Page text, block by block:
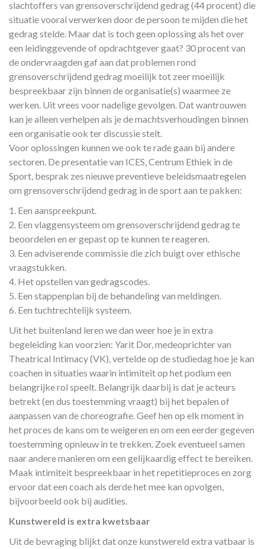
slachtoffers van grensoverschrijdend gedrag (44 procent) die
situatie vooral verwerken door de persoon te mijden die het
gedrag stelde. Maar dat is toch geen oplossing als het over
een leidinggevende of opdrachtgever gaat? 30 procent van
de ondervraagden gaf aan dat problemen rond
grensoverschrijdend gedrag moeilijk tot zeer moeilijk
bespreekbaar zijn binnen de organisatie(s) waarmee ze
werken. Uit vrees voor nadelige gevolgen. Dat wantrouwen
kan je alleen verhelpen als je de machtsverhoudingen binnen
een organisatie ook ter discussie stelt.
Voor oplossingen kunnen we ook te rade gaan bij andere
sectoren. De presentatie van ICES, Centrum Ethiek in de
Sport, besprak zes nieuwe preventieve beleidsmaatregelen
om grensoverschrijdend gedrag in de sport aan te pakken:
1. Een aanspreekpunt.
2. Een vlaggensysteem om grensoverschrijdend gedrag te
beoordelen en er gepast op te kunnen te reageren.
3. Een adviserende commissie die zich buigt over ethische
vraagstukken.
4. Het opstellen van gedragscodes.
5. Een stappenplan bij de behandeling van meldingen.
6. Een tuchtrechtelijk systeem.
Uit het buitenland leren we dan weer hoe je in extra
begeleiding kan voorzien: Yarit Dor, medeoprichter van
Theatrical Intimacy (VK), vertelde op de studiedag hoe je kan
coachen in situaties waarin intimiteit op het podium een
belangrijke rol speelt. Belangrijk daarbij is dat je acteurs
betrekt (en dus toestemming vraagt) bij het bepalen of
aanpassen van de choreografie. Geef hen op elk moment in
het proces de kans om te weigeren en om een eerder gegeven
toestemming opnieuw in te trekken. Zoek eventueel samen
naar andere manieren om een gelijkaardig effect te bereiken.
Maak intimiteit bespreekbaar in het repetitieproces en zorg
ervoor dat een coach als derde het mee kan opvolgen,
bijvoorbeeld ook bij audities.
Kunstwereld is extra kwetsbaar
Uit de bevraging blijkt dat onze kunstwereld extra vatbaar is